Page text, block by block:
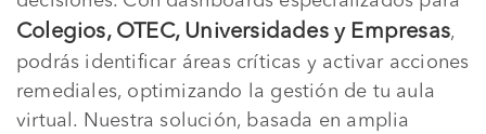
Colegios, OTEC, Universidades y Empresas,
podrás identificar áreas críticas y activar acciones
remediales, optimizando la gestión de tu aula
virtual. Nuestra solución, basada en amplia